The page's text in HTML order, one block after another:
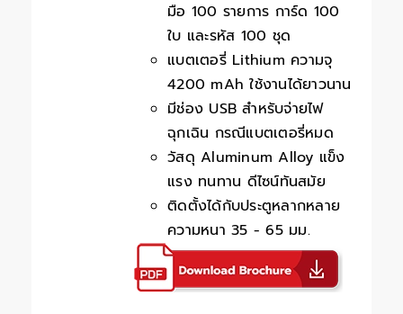
มือ 100 รายการ การ์ด 100
ใบ และรหัส 100 ชุด
แบตเตอรี่ Lithium ความจุ
4200 mAh ใช้งานได้ยาวนาน
มีช่อง USB สำหรับจ่ายไฟ
ฉุกเฉิน กรณีแบตเตอรี่หมด
วัสดุ Aluminum Alloy แข็ง
แรง ทนทาน ดีไซน์ทันสมัย
ติดตั้งได้กับประตูหลากหลาย
ความหนา 35 - 65 มม.